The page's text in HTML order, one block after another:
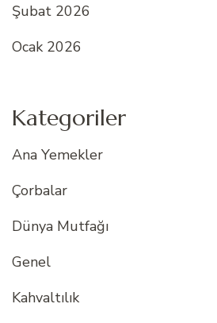
Şubat 2026
Ocak 2026
Kategoriler
Ana Yemekler
Çorbalar
Dünya Mutfağı
Genel
Kahvaltılık